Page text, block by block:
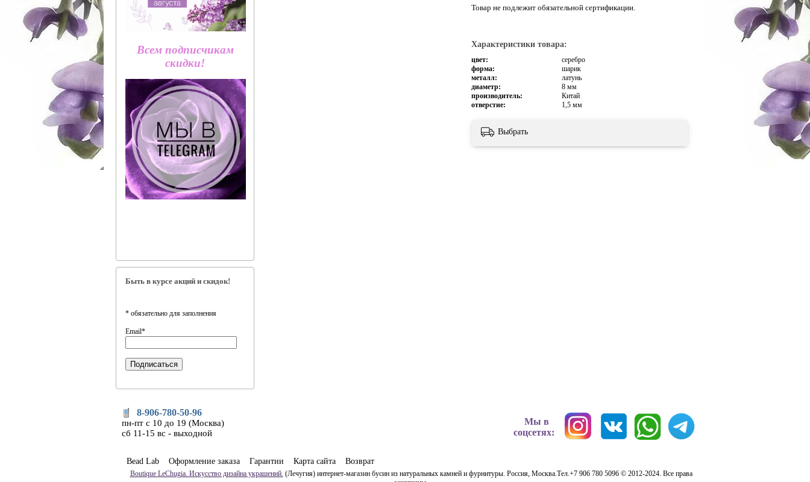
Всем подписчикам
скидки!
Быть в курсе акций и скидок!
* обязательно для заполнения
Email*
Товар не подлежит обязательной сертификации.
Характеристики товара:
цвет:
серебро
форма:
шарик
металл:
латунь
диаметр:
8 мм
производитель:
Китай
отверстие:
1,5 мм
Выбрать
8-906-780-50-96
пн-пт с 10 до 19 (Москва)
сб 11-15 вс - выходной
Мы в
соцсетях:
Bead Lab Оформление заказа Гарантии Карта сайта Возврат
Boutique LeChugia. Искусство дизайна украшений. (Лечугия) интернет-магазин бусин из натуральных камней и фурнитуры. Россия, Москва.Тел.+7 906 780 5096 © 2012-2024. Все права